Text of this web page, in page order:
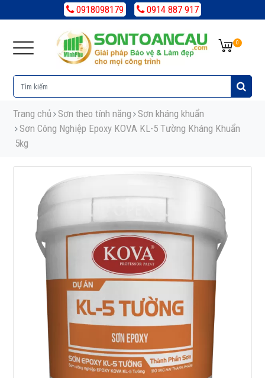
0918098179 0914 887 917
0
Trang chủ Sơn theo tính năng Sơn kháng khuẩn
Sơn Công Nghiệp Epoxy KOVA KL-5 Tường Kháng Khuẩn
5kg